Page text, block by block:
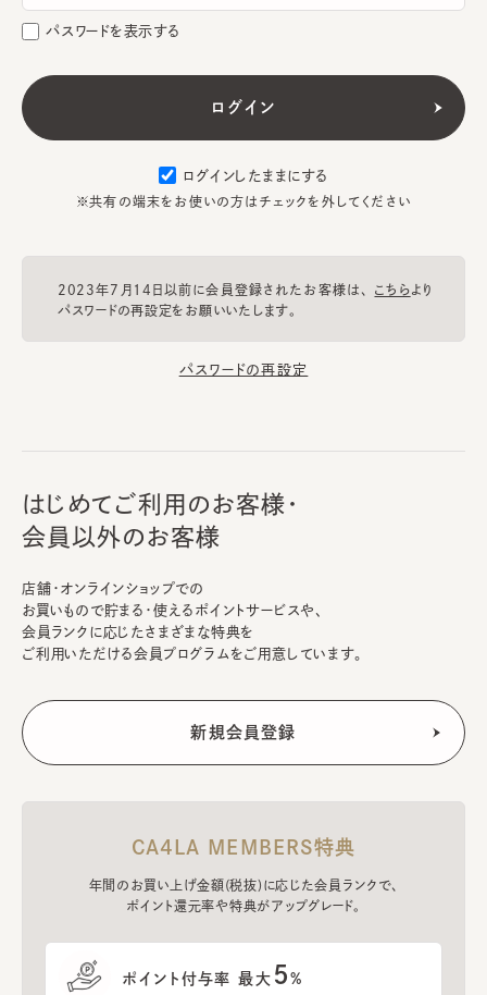
パスワードを表示する
ログインしたままにする
※共有の端末をお使いの方はチェックを外してください
2023年7月14日以前に会員登録されたお客様は、 こちらより
パスワードの再設定をお願いいたします。
パスワードの再設定
はじめてご利用のお客様・
会員以外のお客様
店舗・オンラインショップでの
お買いもので貯まる・使えるポイントサービスや、
会員ランクに応じたさまざまな特典を
ご利用いただける会員プログラムをご用意しています。
CA4LA MEMBERS特典
年間のお買い上げ金額(税抜)に応じた会員ランクで、
ポイント還元率や特典がアップグレード。
ポイント付与率 最大 5%